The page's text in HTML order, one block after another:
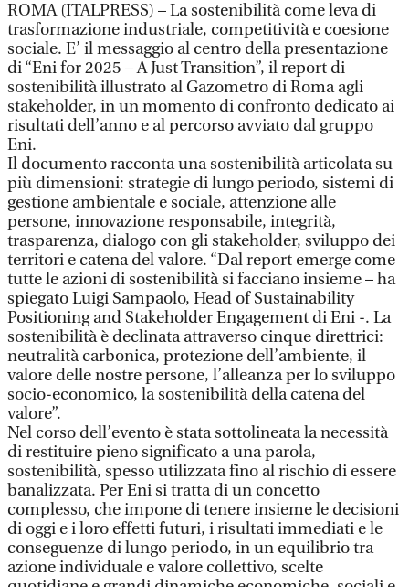
ROMA (ITALPRESS) – La sostenibilità come leva di
trasformazione industriale, competitività e coesione
sociale. E’ il messaggio al centro della presentazione
di “Eni for 2025 – A Just Transition”, il report di
sostenibilità illustrato al Gazometro di Roma agli
stakeholder, in un momento di confronto dedicato ai
risultati dell’anno e al percorso avviato dal gruppo
Eni.
Il documento racconta una sostenibilità articolata su
più dimensioni: strategie di lungo periodo, sistemi di
gestione ambientale e sociale, attenzione alle
persone, innovazione responsabile, integrità,
trasparenza, dialogo con gli stakeholder, sviluppo dei
territori e catena del valore. “Dal report emerge come
tutte le azioni di sostenibilità si facciano insieme – ha
spiegato Luigi Sampaolo, Head of Sustainability
Positioning and Stakeholder Engagement di Eni -. La
sostenibilità è declinata attraverso cinque direttrici:
neutralità carbonica, protezione dell’ambiente, il
valore delle nostre persone, l’alleanza per lo sviluppo
socio-economico, la sostenibilità della catena del
valore”.
Nel corso dell’evento è stata sottolineata la necessità
di restituire pieno significato a una parola,
sostenibilità, spesso utilizzata fino al rischio di essere
banalizzata. Per Eni si tratta di un concetto
complesso, che impone di tenere insieme le decisioni
di oggi e i loro effetti futuri, i risultati immediati e le
conseguenze di lungo periodo, in un equilibrio tra
azione individuale e valore collettivo, scelte